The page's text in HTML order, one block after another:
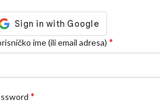
ime (ili email adresa) *
*